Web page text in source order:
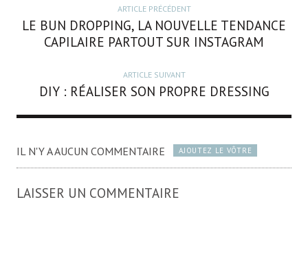
ARTICLE PRÉCÉDENT
LE BUN DROPPING, LA NOUVELLE TENDANCE
CAPILAIRE PARTOUT SUR INSTAGRAM
ARTICLE SUIVANT
DIY : RÉALISER SON PROPRE DRESSING
IL N'Y A AUCUN COMMENTAIRE AJOUTEZ LE VÔTRE
LAISSER UN COMMENTAIRE